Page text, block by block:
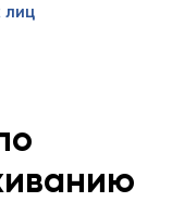
лиц